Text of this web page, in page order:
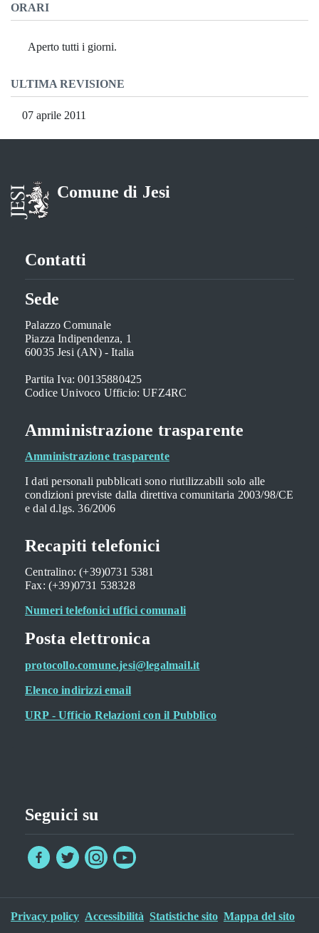
ORARI
Aperto tutti i giorni.
ULTIMA REVISIONE
07 aprile 2011
Comune di Jesi
Contatti
Sede
Palazzo Comunale
Piazza Indipendenza, 1
60035 Jesi (AN) - Italia
Partita Iva: 00135880425
Codice Univoco Ufficio: UFZ4RC
Amministrazione trasparente
Amministrazione trasparente
I dati personali pubblicati sono riutilizzabili solo alle
condizioni previste dalla direttiva comunitaria 2003/98/CE
e dal d.lgs. 36/2006
Recapiti telefonici
Centralino: (+39)0731 5381
Fax: (+39)0731 538328
Numeri telefonici uffici comunali
Posta elettronica
protocollo.comune.jesi@legalmail.it
Elenco indirizzi email
URP - Ufficio Relazioni con il Pubblico
Seguici su
Privacy policy Accessibilità Statistiche sito Mappa del sito